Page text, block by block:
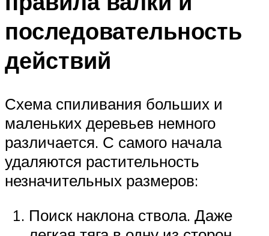
последовательность
действий
Схема спиливания больших и
маленьких деревьев немного
различается. С самого начала
удаляются растительность
незначительных размеров:
Поиск наклона ствола. Даже